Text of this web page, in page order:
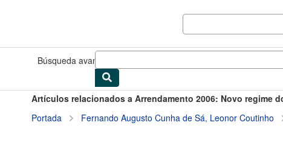
Búsqueda avanzada
Artículos relacionados a Arrendamento 2006: Novo regime
Portada
Fernando Augusto Cunha de Sá, Leonor Coutinho